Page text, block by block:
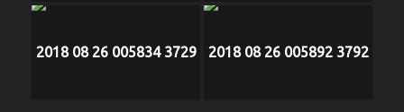
2018 08 26 005834 3729 2018 08 26 005892 3792